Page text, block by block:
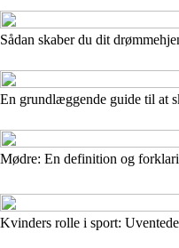
Sådan skaber du dit
En grundlæggende guide til at
Mødre: En definition og
Kvinders rolle i sport: